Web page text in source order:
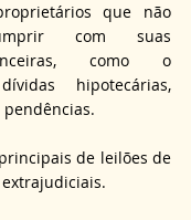
que não
com suas
como o
hipotecárias,
de leilões de